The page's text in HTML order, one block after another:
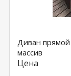
Диван прямой
массив
Цена